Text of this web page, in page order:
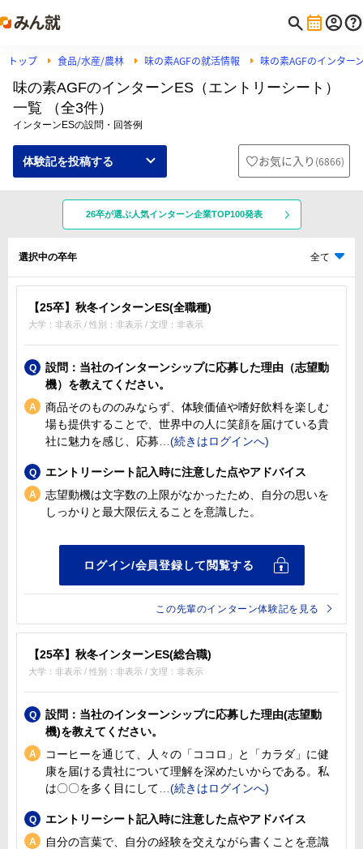
トップ 食品/水産/農林 味の素AGFの就活情報 味の素AGFのインター
味の素AGFのインターンES（エントリーシート）
一覧 （全3件）
インターンESの設問・回答例
体験記を投稿する お気に入り (6866)
26卒が選ぶ人気インターン企業TOP100発表
選択中の卒年 全て
【25卒】秋冬インターンES(全職種)
大学：非表示 / 性別：非表示 / 文理：非表示
設問：当社のインターンシップに応募した理由（志望動
機）を教えてください。
商品そのもののみならず、体験価値や嗜好飲料を楽しむ
場も提供することで、世界中の人に笑顔を届けている貴
社に魅力を感じ、応募
エントリーシート記入時に注意した点やアドバイス
志望動機は文字数の上限がなかったため、自分の思いを
しっかりと最大限伝えることを意識した。
この先輩のインターン体験記を見る
【25卒】秋冬インターンES(総合職)
大学：非表示 / 性別：非表示 / 文理：非表示
設問：当社のインターンシップに応募した理由(志望動
機)を教えてください。
コーヒーを通じて、人々の「ココロ」と「カラダ」に健
康を届ける貴社について理解を深めたいからである。私
は〇〇を多く目にして
エントリーシート記入時に注意した点やアドバイス
自分の言葉で、自分の経験を交えながら書くことを意識